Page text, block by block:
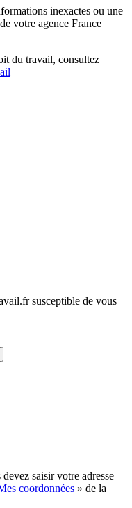
inexactes ou une
votre agence France
du travail, consultez
susceptible de vous
saisir votre adresse
coordonnées » de la